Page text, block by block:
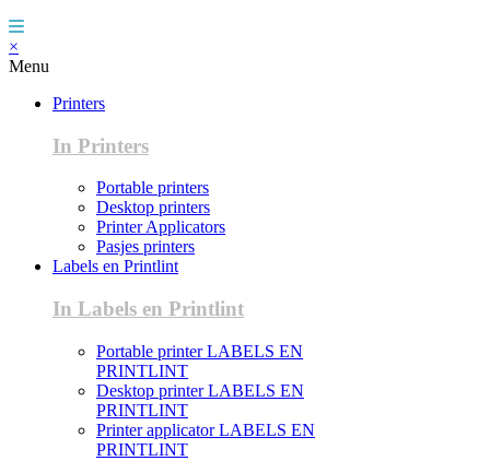
×
Menu
Printers
In Printers
Portable printers
Desktop printers
Printer Applicators
Pasjes printers
Labels en Printlint
In Labels en Printlint
Portable printer LABELS EN
PRINTLINT
Desktop printer LABELS EN
PRINTLINT
Printer applicator LABELS EN
PRINTLINT